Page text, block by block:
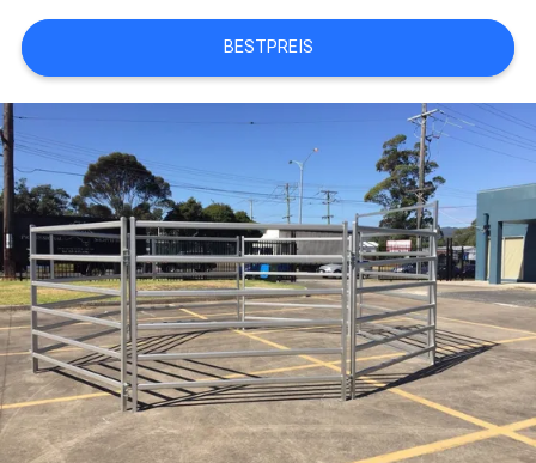
SIE
EIN
ZITAT
SITEMAP
PRIVACY
POLICY
BESTPREIS